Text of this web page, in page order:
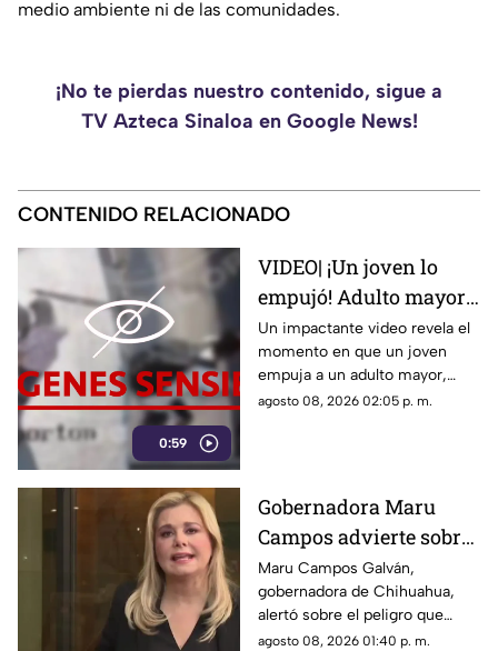
medio ambiente ni de las comunidades.
¡No te pierdas nuestro contenido, sigue a
TV Azteca Sinaloa en Google News!
CONTENIDO RELACIONADO
0:59
VIDEO| ¡Un joven lo
empujó! Adulto mayor
muere atropellado por
un tráiler
Un impactante video revela el
momento en que un joven
empuja a un adulto mayor,
provocando su muerte al ser
agosto 08, 2026 02:05 p. m.
Gobernadora Maru
Campos advierte sobre
el uso de lineamientos
para sancionar a
medios y periodistas
Maru Campos Galván,
gobernadora de Chihuahua,
alertó sobre el peligro que
implican los nuevos
agosto 08, 2026 01:40 p. m.